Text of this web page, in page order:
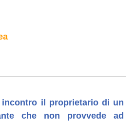
il proprietario di un
che non provvede ad